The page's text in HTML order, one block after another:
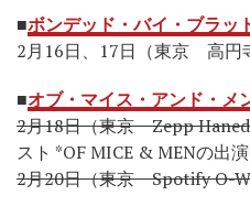
■ボンデッド・バイ・ブラ
2月16日、17日（東京 高円
■オブ・マイス・アンド・
2月18日（東京 Zepp
スト *OF MICE & MENの出
2月20日（東京 Spotify O-